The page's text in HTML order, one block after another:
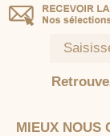
MIEUX NOUS